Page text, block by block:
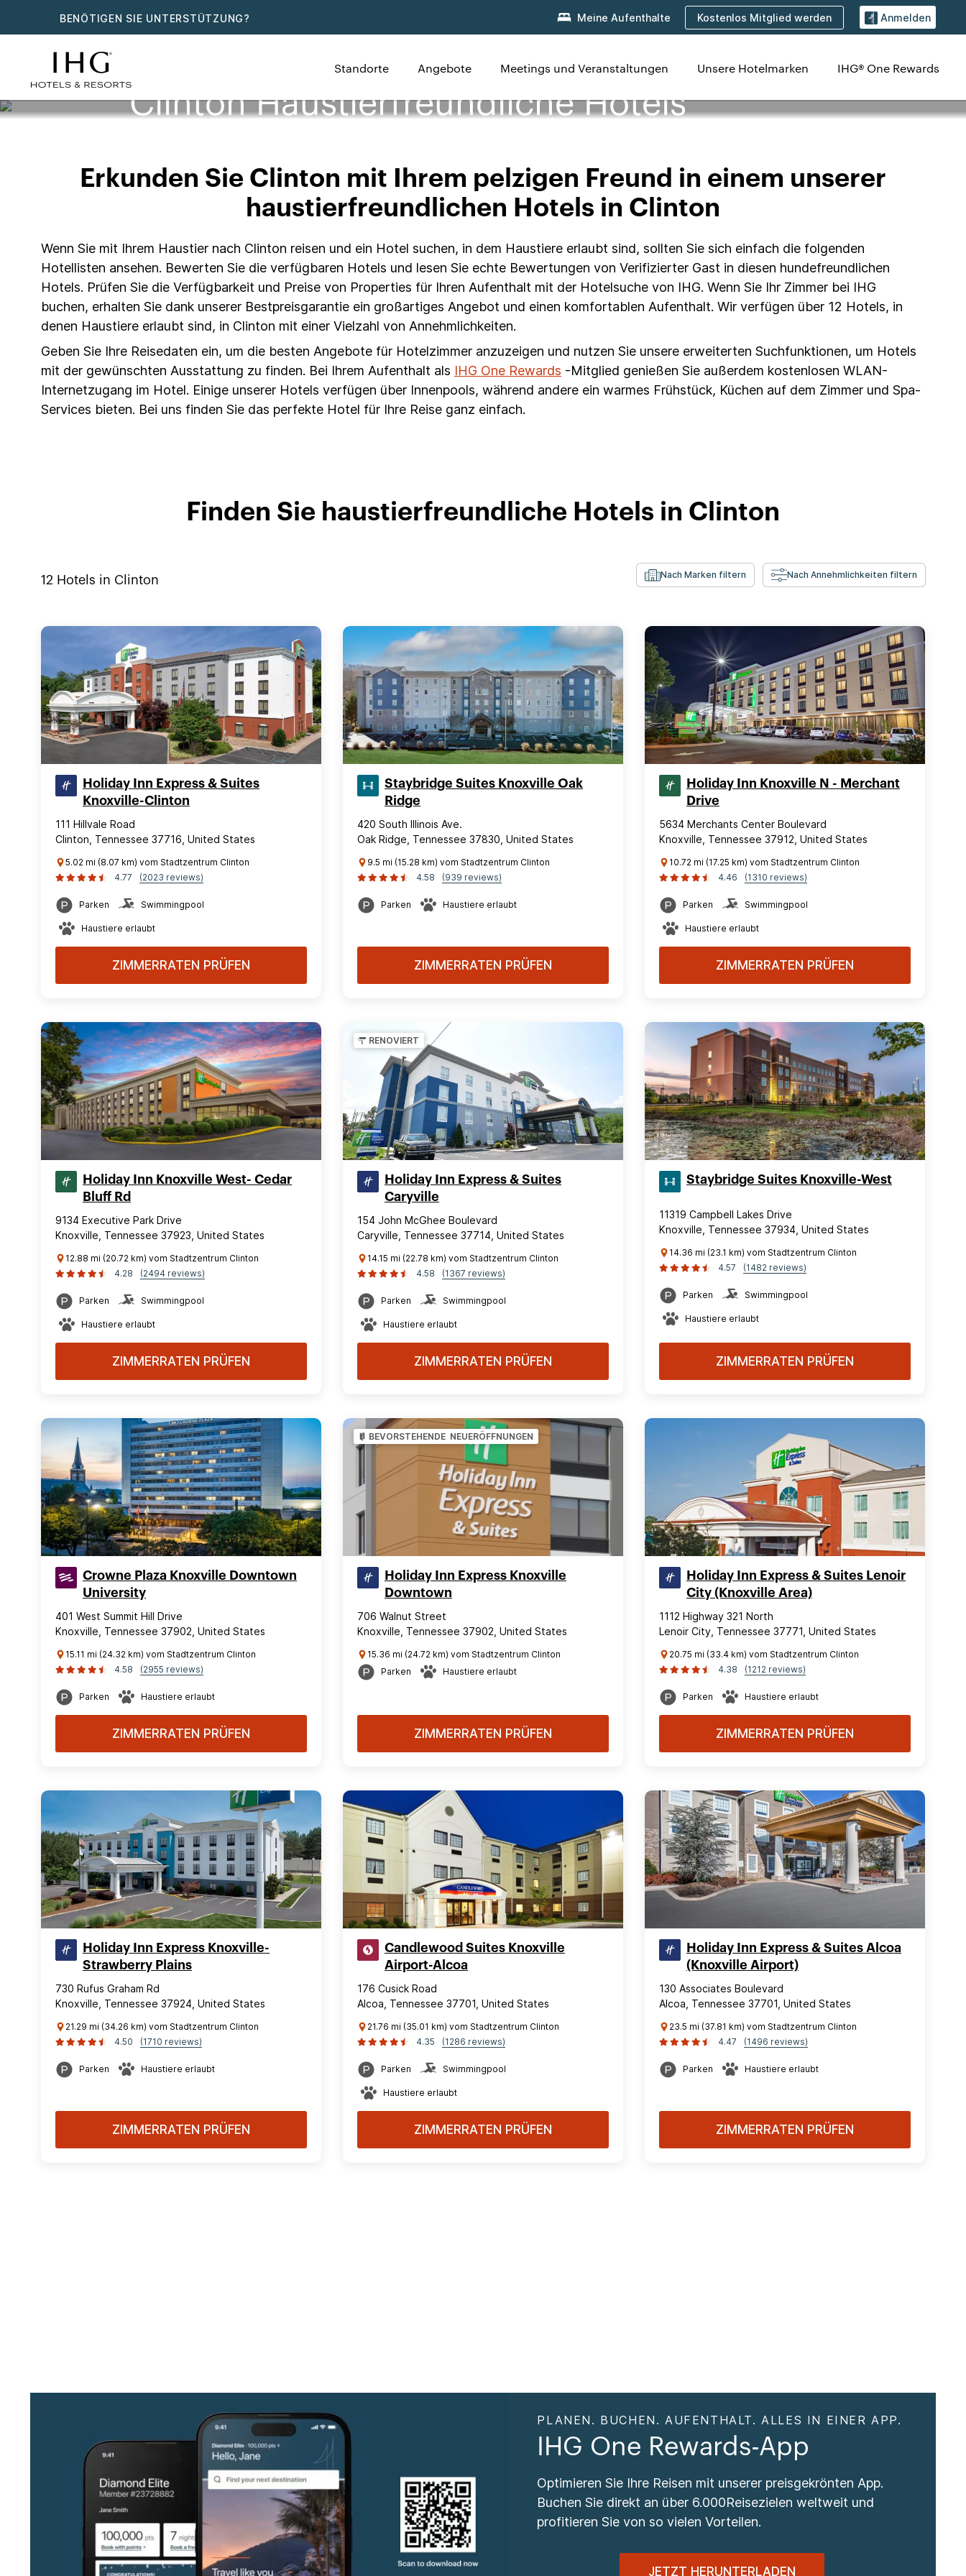
BENÖTIGEN SIE UNTERSTÜTZUNG? Meine Aufenthalte Kostenlos Mitglied werden Anmelden
Standorte Angebote Meetings und Veranstaltungen Unsere Hotelmarken IHG® One Rewards
Clinton Haustierfreundliche Hotels
Erkunden Sie Clinton mit Ihrem pelzigen Freund in einem unserer
haustierfreundlichen Hotels in Clinton
Wenn Sie mit Ihrem Haustier nach Clinton reisen und ein Hotel suchen, in dem Haustiere erlaubt sind, sollten Sie sich einfach die folgenden
Hotellisten ansehen. Bewerten Sie die verfügbaren Hotels und lesen Sie echte Bewertungen von Verifizierter Gast in diesen hundefreundlichen
Hotels. Prüfen Sie die Verfügbarkeit und Preise von Properties für Ihren Aufenthalt mit der Hotelsuche von IHG. Wenn Sie Ihr Zimmer bei IHG
buchen, erhalten Sie dank unserer Bestpreisgarantie ein großartiges Angebot und einen komfortablen Aufenthalt. Wir verfügen über 12 Hotels, in
denen Haustiere erlaubt sind, in Clinton mit einer Vielzahl von Annehmlichkeiten.
Geben Sie Ihre Reisedaten ein, um die besten Angebote für Hotelzimmer anzuzeigen und nutzen Sie unsere erweiterten Suchfunktionen, um Hotels
mit der gewünschten Ausstattung zu finden. Bei Ihrem Aufenthalt als IHG One Rewards -Mitglied genießen Sie außerdem kostenlosen WLAN-
Internetzugang im Hotel. Einige unserer Hotels verfügen über Innenpools, während andere ein warmes Frühstück, Küchen auf dem Zimmer und Spa-
Services bieten. Bei uns finden Sie das perfekte Hotel für Ihre Reise ganz einfach.
Finden Sie haustierfreundliche Hotels in Clinton
12 Hotels in Clinton Nach Marken filtern Nach Annehmlichkeiten filtern
Holiday Inn Express & Suites
Knoxville-Clinton
111 Hillvale Road
Clinton, Tennessee 37716, United States
5.02 mi (8.07 km) vom Stadtzentrum Clinton
4.77
(2023 reviews)
Parken Swimmingpool
Haustiere erlaubt
ZIMMERRATEN PRÜFEN
Staybridge Suites Knoxville Oak
Ridge
420 South Illinois Ave.
Oak Ridge, Tennessee 37830, United States
9.5 mi (15.28 km) vom Stadtzentrum Clinton
4.58
(939 reviews)
Parken Haustiere erlaubt
ZIMMERRATEN PRÜFEN
Holiday Inn Knoxville N - Merchant
Drive
5634 Merchants Center Boulevard
Knoxville, Tennessee 37912, United States
10.72 mi (17.25 km) vom Stadtzentrum Clinton
4.46
(1310 reviews)
Parken Swimmingpool
Haustiere erlaubt
ZIMMERRATEN PRÜFEN
Holiday Inn Knoxville West- Cedar
Bluff Rd
9134 Executive Park Drive
Knoxville, Tennessee 37923, United States
12.88 mi (20.72 km) vom Stadtzentrum Clinton
4.28
(2494 reviews)
Parken Swimmingpool
Haustiere erlaubt
ZIMMERRATEN PRÜFEN
RENOVIERT
Holiday Inn Express & Suites
Caryville
154 John McGhee Boulevard
Caryville, Tennessee 37714, United States
14.15 mi (22.78 km) vom Stadtzentrum Clinton
4.58
(1367 reviews)
Parken Swimmingpool
Haustiere erlaubt
ZIMMERRATEN PRÜFEN
Staybridge Suites Knoxville-West
11319 Campbell Lakes Drive
Knoxville, Tennessee 37934, United States
14.36 mi (23.1 km) vom Stadtzentrum Clinton
4.57
(1482 reviews)
Parken Swimmingpool
Haustiere erlaubt
ZIMMERRATEN PRÜFEN
Crowne Plaza Knoxville Downtown
University
401 West Summit Hill Drive
Knoxville, Tennessee 37902, United States
15.11 mi (24.32 km) vom Stadtzentrum Clinton
4.58
(2955 reviews)
Parken Haustiere erlaubt
ZIMMERRATEN PRÜFEN
BEVORSTEHENDE NEUERÖFFNUNGEN
Holiday Inn Express Knoxville
Downtown
706 Walnut Street
Knoxville, Tennessee 37902, United States
15.36 mi (24.72 km) vom Stadtzentrum Clinton
Parken
Haustiere erlaubt
ZIMMERRATEN PRÜFEN
Holiday Inn Express & Suites Lenoir
City (Knoxville Area)
1112 Highway 321 North
Lenoir City, Tennessee 37771, United States
20.75 mi (33.4 km) vom Stadtzentrum Clinton
4.38
(1212 reviews)
Parken Haustiere erlaubt
ZIMMERRATEN PRÜFEN
Holiday Inn Express Knoxville-
Strawberry Plains
730 Rufus Graham Rd
Knoxville, Tennessee 37924, United States
21.29 mi (34.26 km) vom Stadtzentrum Clinton
4.50
(1710 reviews)
Parken Haustiere erlaubt
ZIMMERRATEN PRÜFEN
Candlewood Suites Knoxville
Airport-Alcoa
176 Cusick Road
Alcoa, Tennessee 37701, United States
21.76 mi (35.01 km) vom Stadtzentrum Clinton
4.35
(1286 reviews)
Parken Swimmingpool
Haustiere erlaubt
ZIMMERRATEN PRÜFEN
Holiday Inn Express & Suites Alcoa
(Knoxville Airport)
130 Associates Boulevard
Alcoa, Tennessee 37701, United States
23.5 mi (37.81 km) vom Stadtzentrum Clinton
4.47
(1496 reviews)
Parken Haustiere erlaubt
ZIMMERRATEN PRÜFEN
PLANEN. BUCHEN. AUFENTHALT. ALLES IN EINER APP.
IHG One Rewards-App
Optimieren Sie Ihre Reisen mit unserer preisgekrönten App.
Buchen Sie direkt an über 6.000Reisezielen weltweit und
profitieren Sie von so vielen Vorteilen.
JETZT HERUNTERLADEN